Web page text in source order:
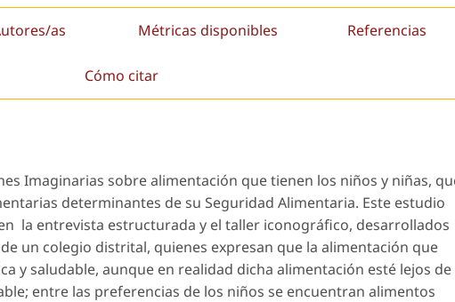
as Métricas disponibles Referencias
Cómo citar
Imaginarias sobre alimentación que tienen los niños y niñas,
determinantes de su Seguridad Alimentaria. Este estudio
la entrevista estructurada y el taller iconográfico, desarrollados
un colegio distrital, quienes expresan que la alimentación que
y saludable, aunque en realidad dicha alimentación esté lejos de
entre las preferencias de los niños se encuentran alimentos